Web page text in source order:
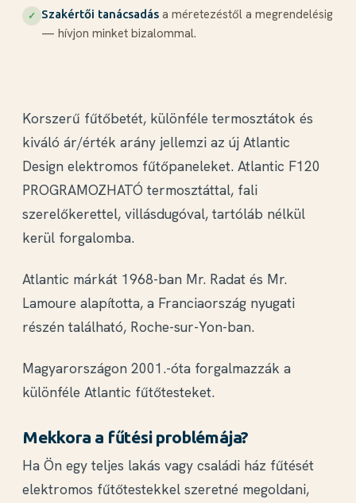
✓ Szakértői tanácsadás a méretezéstől a megrendelésig
— hívjon minket bizalommal.
Korszerű fűtőbetét, különféle termosztátok és
kiváló ár/érték arány jellemzi az új Atlantic
Design elektromos fűtőpaneleket. Atlantic F120
PROGRAMOZHATÓ termosztáttal, fali
szerelőkerettel, villásdugóval, tartóláb nélkül
kerül forgalomba.
Atlantic márkát 1968-ban Mr. Radat és Mr.
Lamoure alapította, a Franciaország nyugati
részén található, Roche-sur-Yon-ban.
Magyarországon 2001.-óta forgalmazzák a
különféle Atlantic fűtőtesteket.
Mekkora a fűtési problémája?
Ha Ön egy teljes lakás vagy családi ház fűtését
elektromos fűtőtestekkel szeretné megoldani,